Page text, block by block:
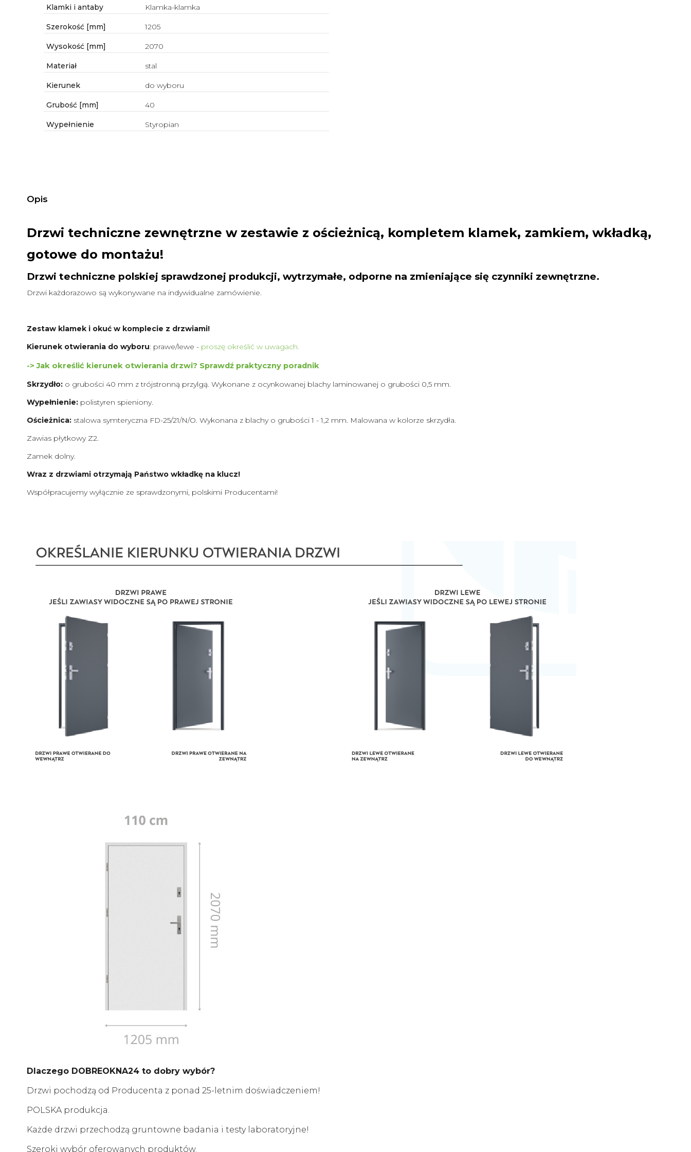
Klamki i antaby Klamka-klamka
Szerokość [mm] 1205
Wysokość [mm] 2070
Materiał stal
Kierunek do wyboru
Grubość [mm] 40
Wypełnienie Styropian
Opis
Drzwi techniczne zewnętrzne w zestawie z ościeżnicą, kompletem klamek, zamkiem, wkładką,
gotowe do montażu!
Drzwi techniczne polskiej sprawdzonej produkcji, wytrzymałe, odporne na zmieniające się czynniki zewnętrzne.
Drzwi każdorazowo są wykonywane na indywidualne zamówienie.
Zestaw klamek i okuć w komplecie z drzwiami!
Kierunek otwierania do wyboru: prawe/lewe - proszę określić w uwagach.
-> Jak określić kierunek otwierania drzwi? Sprawdź praktyczny poradnik
Skrzydło: o grubości 40 mm z trójstronną przylgą. Wykonane z ocynkowanej blachy laminowanej o grubości 0,5 mm.
Wypełnienie: polistyren spieniony.
Ościeżnica: stalowa symteryczna FD-25/21/N/O. Wykonana z blachy o grubości 1 - 1,2 mm. Malowana w kolorze skrzydła.
Zawias płytkowy Z2.
Zamek dolny.
Wraz z drzwiami otrzymają Państwo wkładkę na klucz!
Współpracujemy wyłącznie ze sprawdzonymi, polskimi Producentami!
Dlaczego DOBREOKNA24 to dobry wybór?
Drzwi pochodzą od Producenta z ponad 25-letnim doświadczeniem!
POLSKA produkcja.
Każde drzwi przechodzą gruntowne badania i testy laboratoryjne!
Szeroki wybór oferowanych produktów.